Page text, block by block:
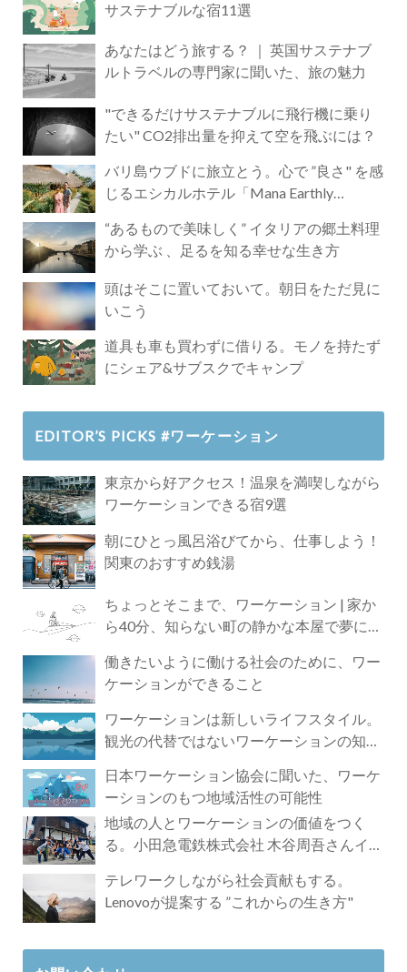
サステナブルな宿11選
あなたはどう旅する？ ｜ 英国サステナブ
ルトラベルの専門家に聞いた、旅の魅力
"できるだけサステナブルに飛行機に乗り
たい" CO2排出量を抑えて空を飛ぶには？
バリ島ウブドに旅立とう。心で ”良さ" を感
じるエシカルホテル「Mana Earthly
“あるもので美味しく” イタリアの郷土料理
から学ぶ 、足るを知る幸せな生き方
頭はそこに置いておいて。朝日をただ見に
いこう
道具も車も買わずに借りる。モノを持たず
にシェア&サブスクでキャンプ
EDITOR’S PICKS #ワーケーション
東京から好アクセス！温泉を満喫しながら
ワーケーションできる宿9選
朝にひとっ風呂浴びてから、仕事しよう！
関東のおすすめ銭湯
ちょっとそこまで、ワーケーション | 家か
ら40分、知らない町の静かな本屋で夢に近
働きたいように働ける社会のために、ワー
ケーションができること
ワーケーションは新しいライフスタイル。
観光の代替ではないワーケーションの知ら
日本ワーケーション協会に聞いた、ワーケ
ーションのもつ地域活性の可能性
地域の人とワーケーションの価値をつく
る。小田急電鉄株式会社 木谷周吾さんイン
テレワークしながら社会貢献もする。
Lenovoが提案する ”これからの生き方"